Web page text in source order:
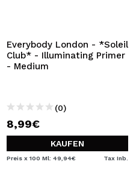
Everybody London - *Soleil
Club* - Illuminating Primer
- Medium
(0)
8,99€
KAUFEN
Preis x 100 Ml: 49,94€ Tax Inb.